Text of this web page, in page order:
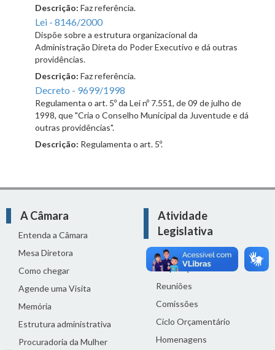
Descrição: Faz referência.
Lei - 8146/2000
Dispõe sobre a estrutura organizacional da
Administração Direta do Poder Executivo e dá outras
providências.
Descrição: Faz referência.
Decreto - 9699/1998
Regulamenta o art. 5º da Lei nº 7.551, de 09 de julho de
1998, que "Cria o Conselho Municipal da Juventude e dá
outras providências".
Descrição: Regulamenta o art. 5º.
A Câmara
Entenda a Câmara
Mesa Diretora
Como chegar
Agende uma Visita
Memória
Estrutura administrativa
Procuradoria da Mulher
Atividade
Legislativa
Legislação
Proposições
Reuniões
Comissões
Ciclo Orçamentário
Homenagens